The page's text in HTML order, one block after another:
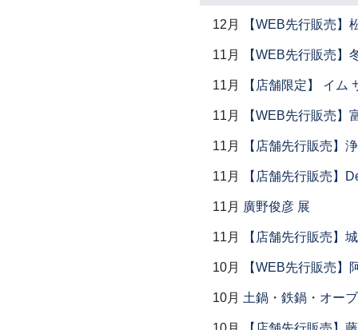
12月 【WEB先行販売】
11月 【WEB先行販売】
11月 【店舗限定】 イ
11月 【WEB先行販売】
11月 【店舗先行販売】
11月 【店舗先行販売】
11月 廣野俊彦 展
11月 【店舗先行販売】
10月 【WEB先行販売】
10月 土鍋・鉄鍋・オー